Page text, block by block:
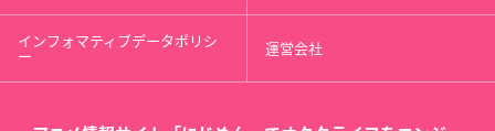
インフォマティブデータポリシ
ー 運営会社